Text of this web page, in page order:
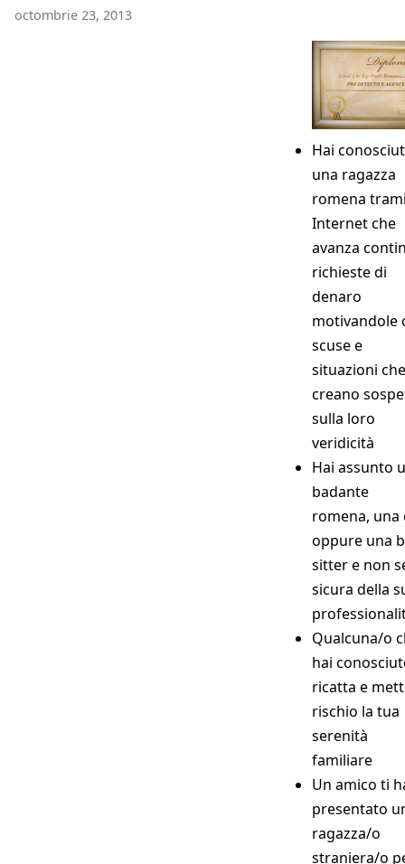
octombrie 23, 2013
Hai
una ragazza
romena
Internet che
avanza
richieste di
denaro
motivandole
scuse e
situazioni che
creano
sulla loro
veridicità
Hai assunto
badante
romena, una
oppure una
sitter e non
sicura della
Qualcuna/o
hai
ricatta e
rischio la tua
serenità
familiare
Un amico ti
presentato
ragazza/o
straniera/o